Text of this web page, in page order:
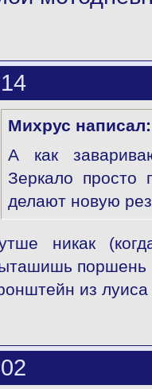
Михрус написал:
А как
Зеркало просто
делают новую
никак
поршень
из